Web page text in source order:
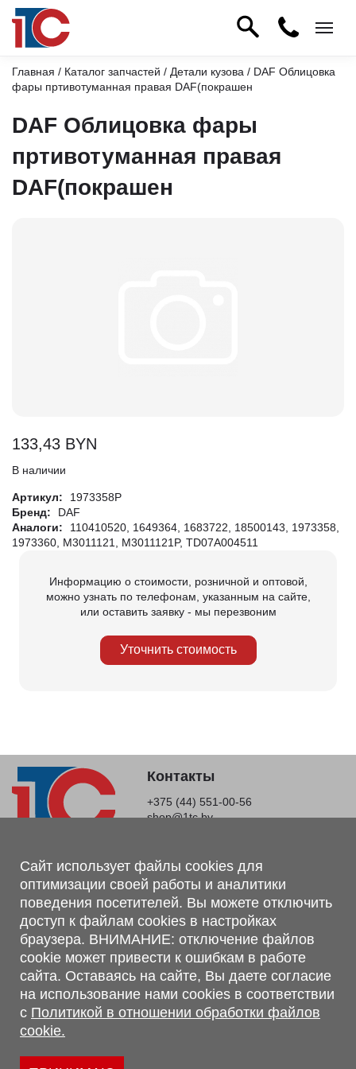
Главная / Каталог запчастей / Детали кузова / DAF Облицовка
фары пртивотуманная правая DAF(покрашен
DAF Облицовка фары
пртивотуманная правая
DAF(покрашен
133,43 BYN
В наличии
Артикул:
1973358P
Бренд:
DAF
Аналоги:
110410520, 1649364, 1683722, 18500143, 1973358,
1973360, M3011121, M3011121P, TD07A004511
Информацию о стоимости, розничной и оптовой,
можно узнать по телефонам, указанным на сайте,
или оставить заявку - мы перезвоним
Уточнить стоимость
Контакты
+375 (44) 551-00-56
shop@1tc.by
Магазин, склад
г. Минск, Минский р-н, п. Привольный, ул. Мира, 20А,
223062
г. Брест, ул. Лейтенанта Рябцева, 108 В, 224701
Обращаем Ваше внимание, что вся предоставленная на сайте
информация, касающаяся комплектаций, технических
характеристик, цветовых сочетаний, а также стоимости и
сервисного обслуживания носит информационный характер и
не является публичной офертой, определяемой п.2 ст.407
Гражданского кодекса Республики Беларусь.
Политика обработки персональных данных
Сайт использует файлы cookies для
оптимизации своей работы и аналитики
поведения посетителей. Вы можете отключить
доступ к файлам cookies в настройках
браузера. ВНИМАНИЕ: отключение файлов
cookie может привести к ошибкам в работе
сайта. Оставаясь на сайте, Вы даете согласие
на использование нами cookies в соответствии
с Политикой в отношении обработки файлов
cookie.